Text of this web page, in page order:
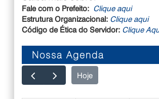
Fale com o Prefeito: Clique aqui
Estrutura Organizacional: Clique aqui
Código de Ética do Servidor: Clique
Nossa Agenda
Hoje